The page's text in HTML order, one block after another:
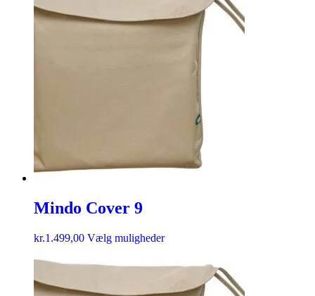
Mindo Cover 9
kr.1.499,00 Vælg muligheder